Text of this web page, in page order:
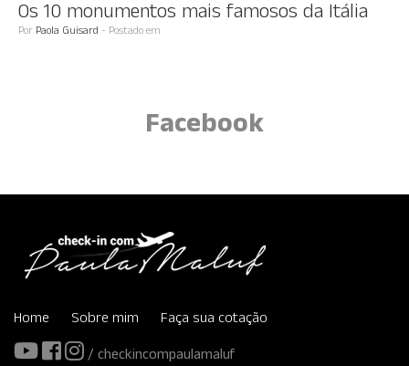
Os 10 monumentos mais famosos da Itália
Por Paola Guisard - Postado em
Facebook
Home Sobre mim Faça sua cotação
/ checkincompaulamaluf